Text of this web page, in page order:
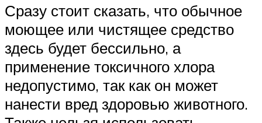
Сразу стоит сказать, что обычное
моющее или чистящее средство
здесь будет бессильно, а
применение токсичного хлора
недопустимо, так как он может
нанести вред здоровью животного.